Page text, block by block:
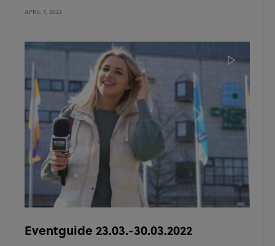
APRIL 7, 2022
Eventguide 23.03.-30.03.2022